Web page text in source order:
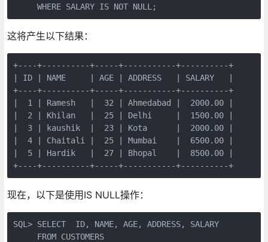
     WHERE SALARY IS NOT NULL;
这将产生以下结果：
+----+----------+-----+-----------+----------+
| ID | NAME     | AGE | ADDRESS   | SALARY   |
+----+----------+-----+-----------+----------+
|  1 | Ramesh   |  32 | Ahmedabad |  2000.00 |
|  2 | Khilan   |  25 | Delhi     |  1500.00 |
|  3 | kaushik  |  23 | Kota      |  2000.00 |
|  4 | Chaitali |  25 | Mumbai    |  6500.00 |
|  5 | Hardik   |  27 | Bhopal    |  8500.00 |
+----+----------+-----+-----------+----------+
现在，以下是使用IS NULL操作：
SQL> SELECT  ID, NAME, AGE, ADDRESS, SALARY
     FROM CUSTOMERS